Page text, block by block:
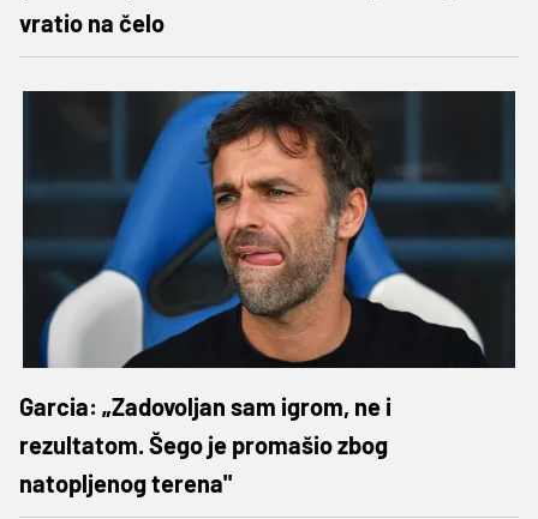
vratio na čelo
Garcia: „Zadovoljan sam igrom, ne i
rezultatom. Šego je promašio zbog
natopljenog terena"